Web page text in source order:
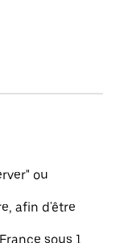
ou
afin d'être
sous 1